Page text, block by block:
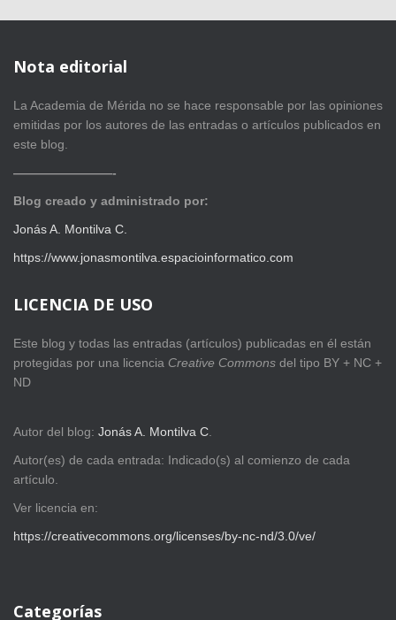
Nota editorial
La Academia de Mérida no se hace responsable por las opiniones
emitidas por los autores de las entradas o artículos publicados en
este blog.
————————-
Blog creado y administrado por:
Jonás A. Montilva C.
https://www.jonasmontilva.espacioinformatico.com
LICENCIA DE USO
Este blog y todas las entradas (artículos) publicadas en él están
protegidas por una licencia Creative Commons del tipo BY + NC +
ND
Autor del blog: Jonás A. Montilva C
Autor(es) de cada entrada: Indicado(s) al comienzo de cada
artículo.
Ver licencia en:
https://creativecommons.org/licenses/by-nc-nd/3.0/ve/
Categorías